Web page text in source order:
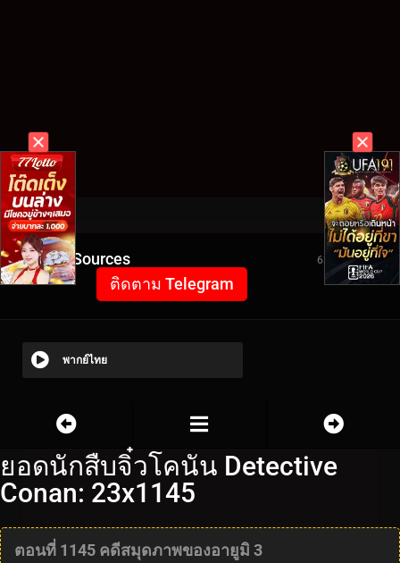
Video Sources 6363 Views
ติดตาม Telegram
พากย์ไทย
ยอดนักสืบจิ๋วโคนัน Detective
Conan: 23x1145
ตอนที่ 1145 คดีสมุดภาพของอายูมิ 3